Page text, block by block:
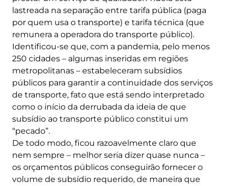
lastreada na separação entre tarifa pública (paga
por quem usa o transporte) e tarifa técnica (que
remunera a operadora do transporte público).
Identificou-se que, com a pandemia, pelo menos
250 cidades – algumas inseridas em regiões
metropolitanas – estabeleceram subsídios
públicos para garantir a continuidade dos serviços
de transporte, fato que está sendo interpretado
como o início da derrubada da ideia de que
subsídio ao transporte público constitui um
“pecado”.
De todo modo, ficou razoavelmente claro que
nem sempre – melhor seria dizer quase nunca –
os orçamentos públicos conseguirão fornecer o
volume de subsídio requerido, de maneira que